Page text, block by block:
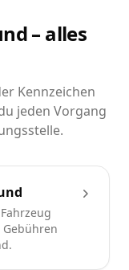
– alles
Kennzeichen
jeden Vorgang